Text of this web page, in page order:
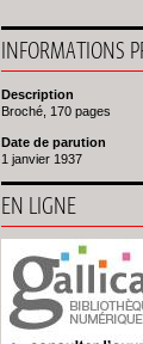
INFORMATIONS
Description
Broché, 170 pages
Date de parution
1 janvier 1937
EN LIGNE